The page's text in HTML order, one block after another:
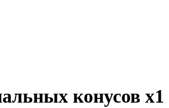
конусов x1